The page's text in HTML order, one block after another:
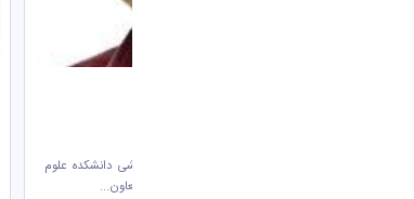
انتصاب معاون جدید آموزشی و پژوهشی دانشکده علوم